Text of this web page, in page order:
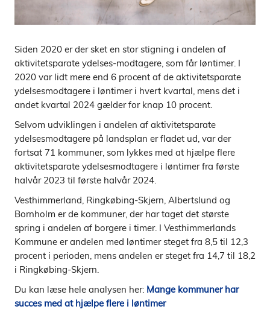
Siden 2020 er der sket en stor stigning i andelen af
aktivitetsparate ydelses-modtagere, som får løntimer. I
2020 var lidt mere end 6 procent af de aktivitetsparate
ydelsesmodtagere i løntimer i hvert kvartal, mens det i
andet kvartal 2024 gælder for knap 10 procent.
Selvom udviklingen i andelen af aktivitetsparate
ydelsesmodtagere på landsplan er fladet ud, var der
fortsat 71 kommuner, som lykkes med at hjælpe flere
aktivitetsparate ydelsesmodtagere i løntimer fra første
halvår 2023 til første halvår 2024.
Vesthimmerland, Ringkøbing-Skjern, Albertslund og
Bornholm er de kommuner, der har taget det største
spring i andelen af borgere i timer. I Vesthimmerlands
Kommune er andelen med løntimer steget fra 8,5 til 12,3
procent i perioden, mens andelen er steget fra 14,7 til 18,2
i Ringkøbing-Skjern.
Du kan læse hele analysen her: Mange kommuner har
succes med at hjælpe flere i løntimer